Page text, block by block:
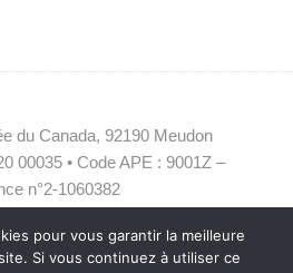
du Canada, 92190 Meudon
00035 • Code APE : 9001Z –
n°2-1060382
pour vous garantir la meilleure
Si vous continuez à utiliser ce